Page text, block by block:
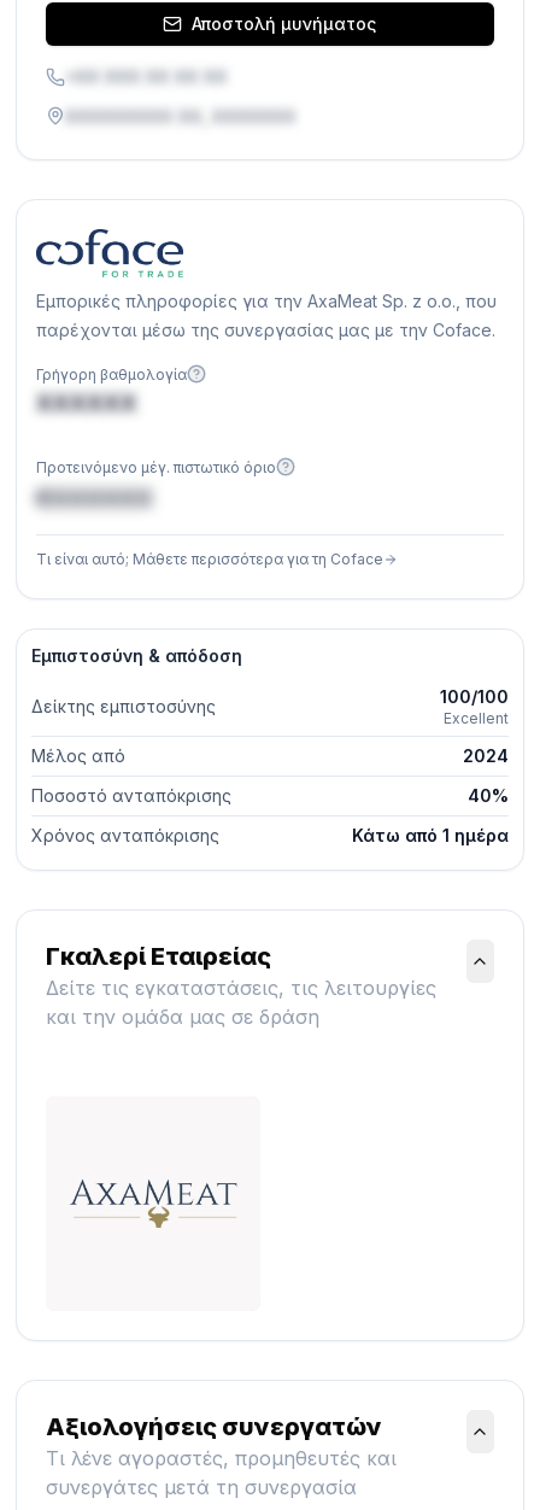
Αποστολή μυνήματος
Γκαλερί Εταιρείας
Δείτε τις εγκαταστάσεις, τις λειτουργίες
και την ομάδα μας σε δράση
Εμπορικές πληροφορίες για την AxaMeat Sp. z o.o., που
παρέχονται μέσω της συνεργασίας μας με την Coface.
Γρήγορη βαθμολογία
XXXXXX
Προτεινόμενο μέγ. πιστωτικό όριο
€XXXXXX
Τι είναι αυτό; Μάθετε περισσότερα για τη Coface
Εμπιστοσύνη & απόδοση
Δείκτης εμπιστοσύνης 100/100
Excellent
Μέλος από
2024
Ποσοστό ανταπόκρισης
40%
Χρόνος ανταπόκρισης
Κάτω από 1 ημέρα
Αξιολογήσεις συνεργατών
Τι λένε αγοραστές, προμηθευτές και
συνεργάτες μετά τη συνεργασία